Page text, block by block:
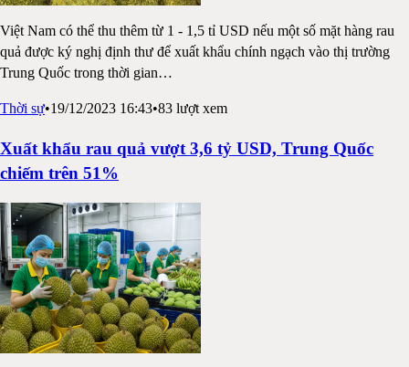
Việt Nam có thể thu thêm từ 1 - 1,5 tỉ USD nếu một số mặt hàng rau
quả được ký nghị định thư để xuất khẩu chính ngạch vào thị trường
Trung Quốc trong thời gian…
Thời sự•19/12/2023 16:43•83 lượt xem
Xuất khẩu rau quả vượt 3,6 tỷ USD, Trung Quốc
chiếm trên 51%